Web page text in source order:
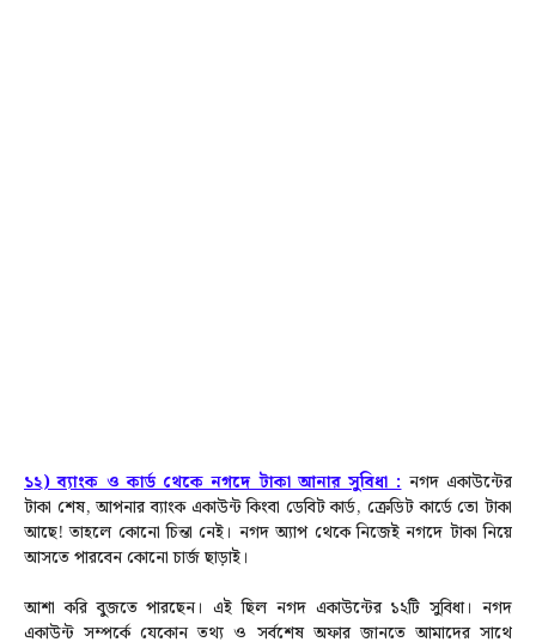
১২) ব্যাংক ও কার্ড থেকে নগদে টাকা আনার সুবিধা : নগদ একাউন্টের
টাকা শেষ, আপনার ব্যাংক একাউন্ট কিংবা ডেবিট কার্ড, ক্রেডিট কার্ডে তো টাকা
আছে! তাহলে কোনো চিন্তা নেই। নগদ অ্যাপ থেকে নিজেই নগদে টাকা নিয়ে
আসতে পারবেন কোনো চার্জ ছাড়াই।
আশা করি বুজতে পারছেন। এই ছিল নগদ একাউন্টের ১২টি সুবিধা। নগদ
একাউন্ট সম্পর্কে যেকোন তথ্য ও সর্বশেষ অফার জানতে আমাদের সাথে